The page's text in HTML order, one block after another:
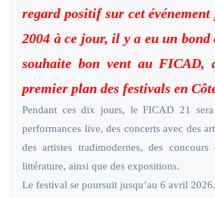
regard positif sur cet événement
2004 à ce jour, il y a eu un
souhaite bon vent au FICAD,
premier plan des festivals en
Pendant ces dix jours, le FICAD 21
performances live, des concerts avec des
des artistes tradimodernes, des
littérature, ainsi que des expositions.
Le festival se poursuit jusqu’au 6 avril 2026.